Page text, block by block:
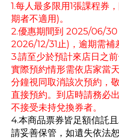
1.每人最多限用1張課程券
期者不適用)。
2.優惠期間到 2025/06/30
2026/12/31止)，逾期需
3.請至少於預計來店日之
實際預約情形需依店家當
分鐘視同取消該次預約，
直接預約。到店時請務必
不接受未持兌換券者。
4.本商品票券皆足額信託
請妥善保管，如遺失依法恕